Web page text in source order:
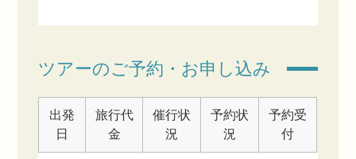
ツアーのご予約・お申し込み
出発
日
旅行代
金
催行状
況
予約状
況
予約受
付